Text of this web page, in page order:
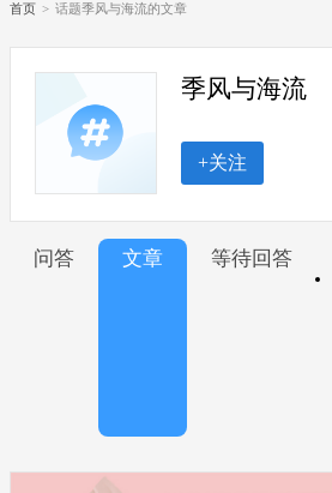
首页 > 话题季风与海流的文章
季风与海流
+关注
问答 文章 等待回答